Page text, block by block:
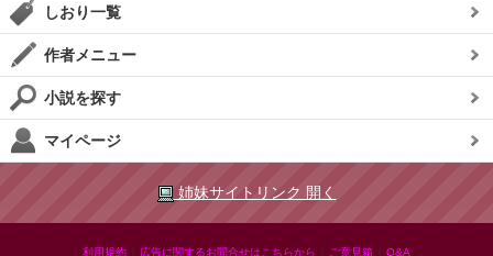
しおり一覧
作者メニュー
小説を探す
マイページ
姉妹サイトリンク 開く
利用規約 広告に関するお問合せはこちらから ご意見箱 Q&A